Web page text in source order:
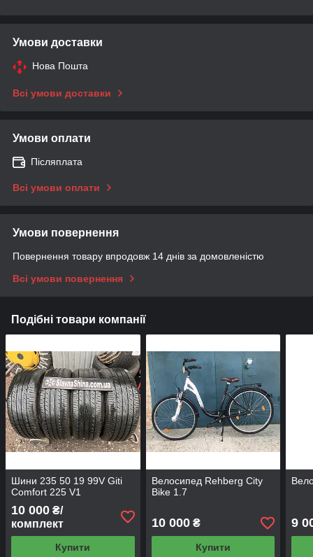
Умови доставки
Нова Пошта
Всі умови доставки
Умови оплати
Післяплата
Всі умови оплати
Умови повернення
Повернення товару впродовж 14 днів за домовленістю
Всі умови повернення
Подібні товари компанії
Шини 235 50 19 99V Giti
Comfort 225 V1
10 000 ₴/
комплект
Купити
Велосипед Rehberg City
Bike 1.7
10 000₴
Купити
9